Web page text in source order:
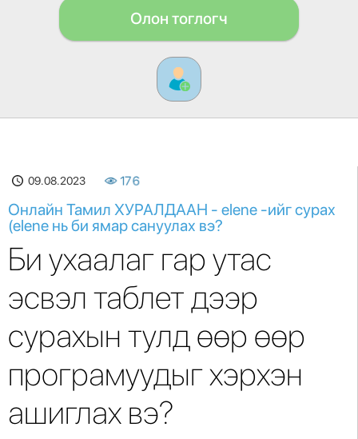
Олон тоглогч
09.08.2023 176
Онлайн Тамил ХУРАЛДААН - elene -ийг сурах
(elene нь би ямар сануулах вэ?
Би ухаалаг гар утас
эсвэл таблет дээр
сурахын тулд өөр өөр
програмуудыг хэрхэн
ашиглах вэ?